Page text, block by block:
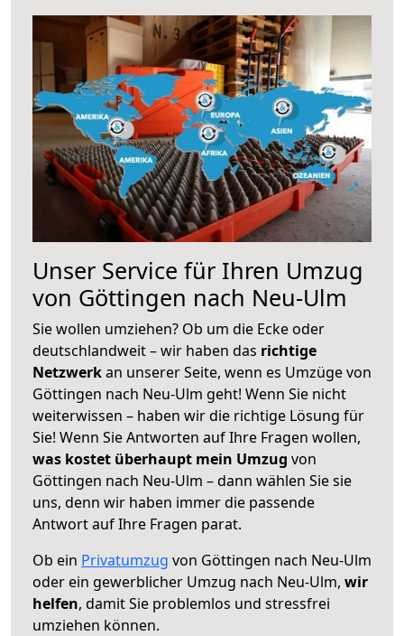
Unser Service für Ihren Umzug
von Göttingen nach Neu-Ulm
Sie wollen umziehen? Ob um die Ecke oder
deutschlandweit – wir haben das richtige
Netzwerkan unserer Seite, wenn es Umzüge von
Göttingen nach Neu-Ulm geht! Wenn Sie nicht
weiterwissen – haben wir die richtige Lösung für
Sie! Wenn Sie Antworten auf Ihre Fragen wollen,
was kostet überhaupt mein Umzug von
Göttingen nach Neu-Ulm – dann wählen Sie sie
uns, denn wir haben immer die passende
Antwort auf Ihre Fragen parat.
Ob ein Privatumzug von Göttingen nach Neu-Ulm
oder ein gewerblicher Umzug nach Neu-Ulm, wir
helfen, damit Sie problemlos und stressfrei
umziehen können.